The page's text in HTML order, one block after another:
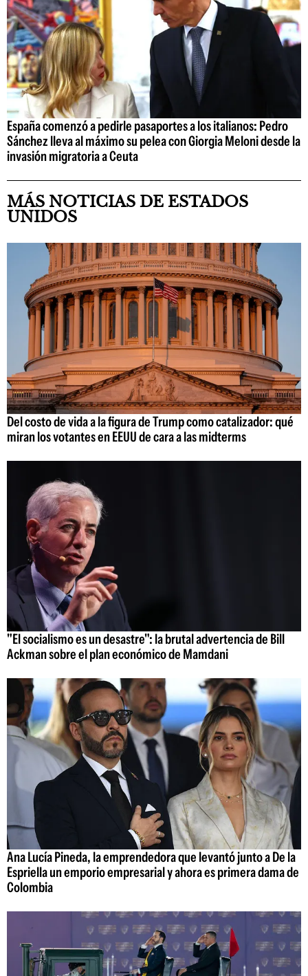
España comenzó a pedirle pasaportes a los italianos: Pedro
Sánchez lleva al máximo su pelea con Giorgia Meloni desde la
invasión migratoria a Ceuta
MÁS NOTICIAS DE ESTADOS
UNIDOS
Del costo de vida a la figura de Trump como catalizador: qué
miran los votantes en EEUU de cara a las midterms
"El socialismo es un desastre": la brutal advertencia de Bill
Ackman sobre el plan económico de Mamdani
Ana Lucía Pineda, la emprendedora que levantó junto a De la
Espriella un emporio empresarial y ahora es primera dama de
Colombia